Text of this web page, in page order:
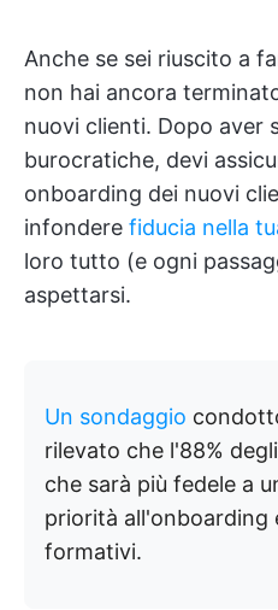
Anche se sei riuscito a
non hai ancora
nuovi clienti. Dopo aver
burocratiche, devi
onboarding dei nuovi
infondere fiducia nella
loro tutto (e ogni
aspettarsi.
Un sondaggio
rilevato che l'88%
che sarà più fedele a
priorità all'onboarding
formativi.